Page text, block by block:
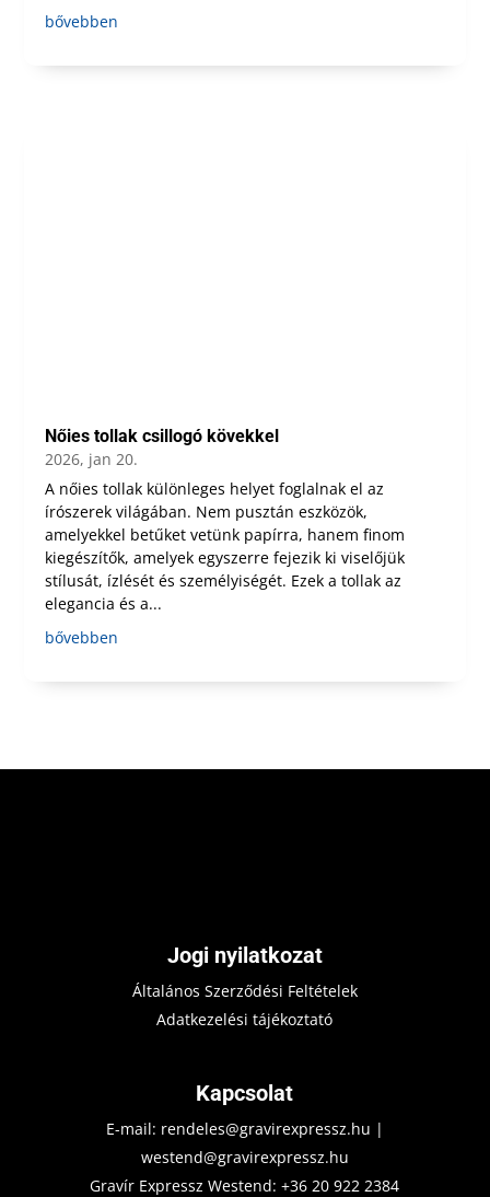
bővebben
Nőies tollak csillogó kövekkel
2026, jan 20.
A nőies tollak különleges helyet foglalnak el az
írószerek világában. Nem pusztán eszközök,
amelyekkel betűket vetünk papírra, hanem finom
kiegészítők, amelyek egyszerre fejezik ki viselőjük
stílusát, ízlését és személyiségét. Ezek a tollak az
elegancia és a...
bővebben
Jogi nyilatkozat
Általános Szerződési Feltételek
Adatkezelési tájékoztató
Kapcsolat
E-mail: rendeles@gravirexpressz.hu |
westend@gravirexpressz.hu
Gravír Expressz Westend:+36 20 922 2384